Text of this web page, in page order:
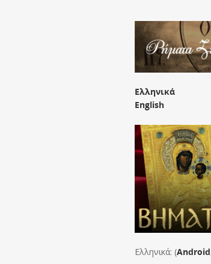
Ελληνικά
English
Ελληνικά: (Android